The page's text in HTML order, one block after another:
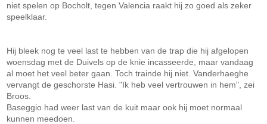
niet spelen op Bocholt, tegen Valencia raakt hij zo goed als zeker
speelklaar.
Hij bleek nog te veel last te hebben van de trap die hij afgelopen
woensdag met de Duivels op de knie incasseerde, maar vandaag
al moet het veel beter gaan. Toch trainde hij niet. Vanderhaeghe
vervangt de geschorste Hasi. "Ik heb veel vertrouwen in hem", zei
Broos.
Baseggio had weer last van de kuit maar ook hij moet normaal
kunnen meedoen.